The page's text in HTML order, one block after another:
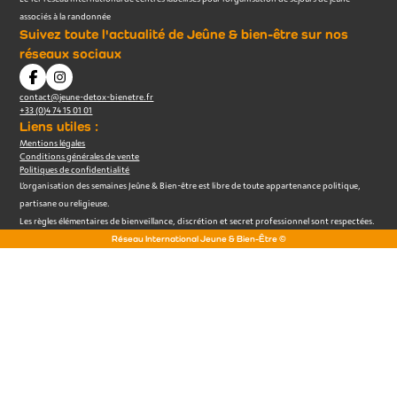
associés à la randonnée
Suivez toute l'actualité de Jeûne & bien-être sur nos
réseaux sociaux
contact@jeune-detox-bienetre.fr
+33 (0)4 74 15 01 01
Liens utiles :
Mentions légales
Conditions générales de vente
Politiques de confidentialité
L’organisation des semaines Jeûne & Bien-être est libre de toute appartenance politique,
partisane ou religieuse.
Les règles élémentaires de bienveillance, discrétion et secret professionnel sont respectées.
Réseau International Jeune & Bien-Être ©